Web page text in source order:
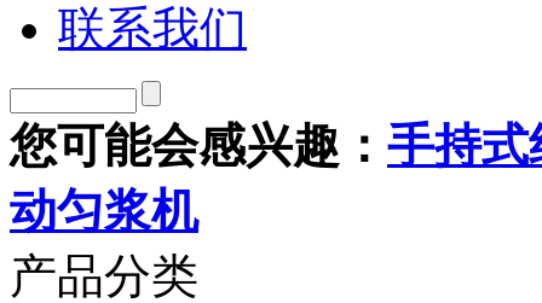
联系我们
您可能会感兴趣： 手持式
动匀浆机
产品分类